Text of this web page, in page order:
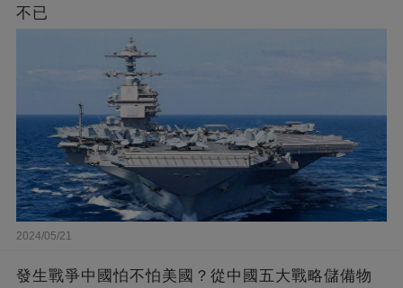
不已
2024/05/21
發生戰爭中國怕不怕美國？從中國五大戰略儲備物